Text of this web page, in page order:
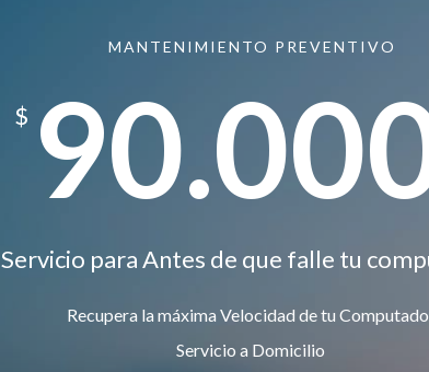
MANTENIMIENTO PREVENTIVO
$
Servicio para Antes de que falle tu
Recupera la máxima Velocidad de tu
Servicio a Domicilio